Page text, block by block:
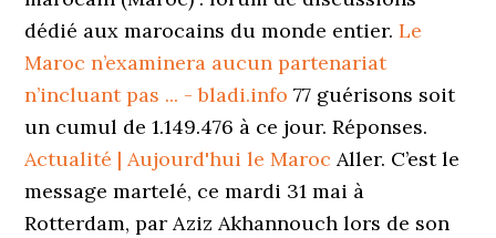
dédié aux marocains du monde entier.Le
Maroc n’examinera aucun partenariat
n’incluant pas ... - bladi.info 77 guérisons soit
un cumul de 1.149.476 à ce jour. Réponses.
Actualité | Aujourd'hui le Maroc Aller. C’est le
message martelé, ce mardi 31 mai à
Rotterdam, par Aziz Akhannouch lors de son